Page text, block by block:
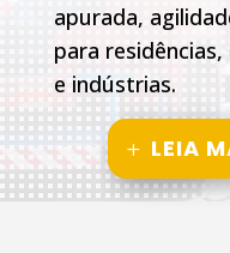
apurada,
para
e indústrias.
LEIA